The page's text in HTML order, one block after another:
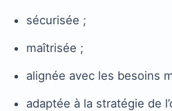
sécurisée ;
maîtrisée ;
alignée avec les besoins
adaptée à la stratégie de